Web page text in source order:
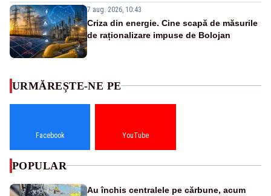
7 aug. 2026, 10:43
Criza din energie. Cine scapă de măsurile
de raționalizare impuse de Bolojan
URMĂREȘTE-NE PE
Facebook YouTube
POPULAR
Au închis centralele pe cărbune, acum